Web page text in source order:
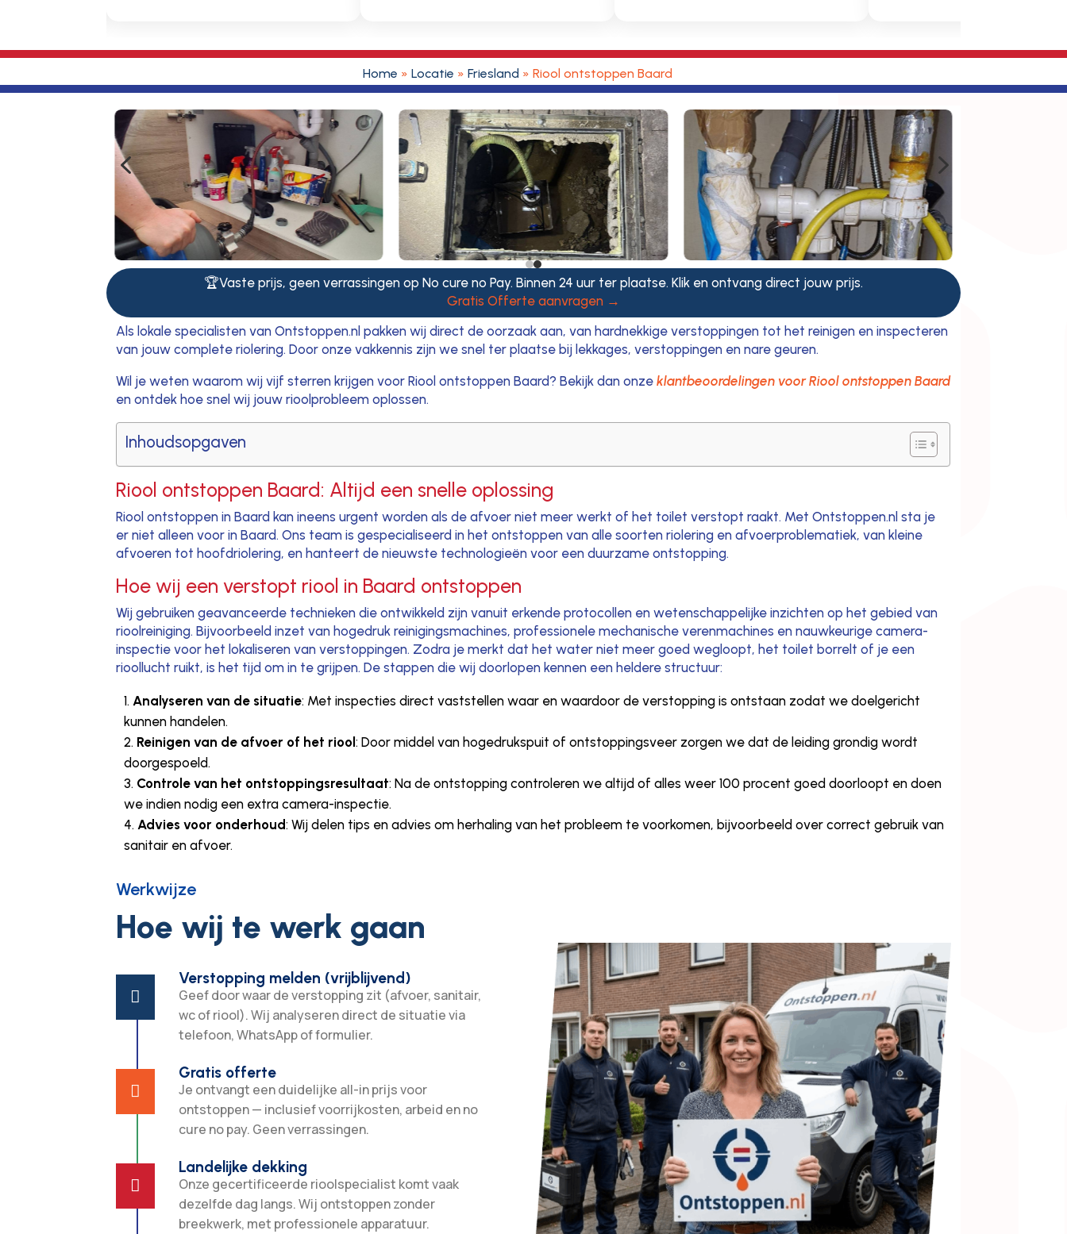
Home » Locatie » Friesland » Riool ontstoppen Baard
4 5
🏆Vaste prijs, geen verrassingen op No cure no Pay. Binnen 24 uur ter plaatse. Klik en ontvang direct jouw prijs.
Gratis Offerte aanvragen →
Als lokale specialisten van Ontstoppen.nl pakken wij direct de oorzaak aan, van hardnekkige verstoppingen tot het reinigen en inspecteren
van jouw complete riolering. Door onze vakkennis zijn we snel ter plaatse bij lekkages, verstoppingen en nare geuren.
Wil je weten waarom wij vijf sterren krijgen voor Riool ontstoppen Baard? Bekijk dan onzeklantbeoordelingen voor Riool ontstoppen Baard
en ontdek hoe snel wij jouw rioolprobleem oplossen.
Inhoudsopgaven
Riool ontstoppen Baard: Altijd een snelle oplossing
Riool ontstoppen in Baard kan ineens urgent worden als de afvoer niet meer werkt of het toilet verstopt raakt. Met Ontstoppen.nl sta je
er niet alleen voor in Baard. Ons team is gespecialiseerd in het ontstoppen van alle soorten riolering en afvoerproblematiek, van kleine
afvoeren tot hoofdriolering, en hanteert de nieuwste technologieën voor een duurzame ontstopping.
Hoe wij een verstopt riool in Baard ontstoppen
Wij gebruiken geavanceerde technieken die ontwikkeld zijn vanuit erkende protocollen en wetenschappelijke inzichten op het gebied van
rioolreiniging. Bijvoorbeeld inzet van hogedruk reinigingsmachines, professionele mechanische verenmachines en nauwkeurige camera-
inspectie voor het lokaliseren van verstoppingen. Zodra je merkt dat het water niet meer goed wegloopt, het toilet borrelt of je een
rioollucht ruikt, is het tijd om in te grijpen. De stappen die wij doorlopen kennen een heldere structuur:
Analyseren van de situatie: Met inspecties direct vaststellen waar en waardoor de verstopping is ontstaan zodat we doelgericht
kunnen handelen.
Reinigen van de afvoer of het riool: Door middel van hogedrukspuit of ontstoppingsveer zorgen we dat de leiding grondig wordt
doorgespoeld.
Controle van het ontstoppingsresultaat: Na de ontstopping controleren we altijd of alles weer 100 procent goed doorloopt en doen
we indien nodig een extra camera-inspectie.
Advies voor onderhoud: Wij delen tips en advies om herhaling van het probleem te voorkomen, bijvoorbeeld over correct gebruik van
sanitair en afvoer.
Werkwijze
Hoe wij te werk gaan

Verstopping melden (vrijblijvend)
Geef door waar de verstopping zit (afvoer, sanitair,
wc of riool). Wij analyseren direct de situatie via
telefoon, WhatsApp of formulier.

Gratis offerte
Je ontvangt een duidelijke all-in prijs voor
ontstoppen — inclusief voorrijkosten, arbeid en no
cure no pay. Geen verrassingen.

Landelijke dekking
Onze gecertificeerde rioolspecialist komt vaak
dezelfde dag langs. Wij ontstoppen zonder
breekwerk, met professionele apparatuur.